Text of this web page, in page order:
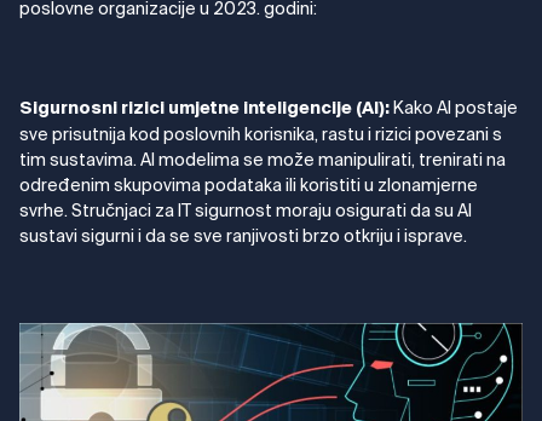
poslovne organizacije u 2023. godini:
Sigurnosni rizici umjetne inteligencije (AI): Kako AI postaje
sve prisutnija kod poslovnih korisnika, rastu i rizici povezani s
tim sustavima. AI modelima se može manipulirati, trenirati na
određenim skupovima podataka ili koristiti u zlonamjerne
svrhe. Stručnjaci za IT sigurnost moraju osigurati da su AI
sustavi sigurni i da se sve ranjivosti brzo otkriju i isprave.